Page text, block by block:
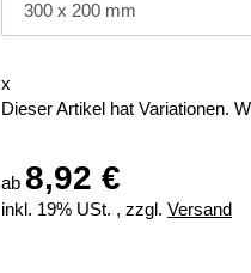
x
Dieser Artikel hat Variationen.
ab 8,92 €
inkl. 19% USt. , zzgl. Versand